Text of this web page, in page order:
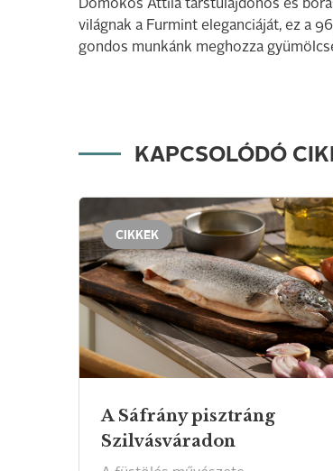
Domokos Attila társtulajdonos és
világnak a Furmint eleganciáját, ez a
gondos munkánk meghozza
KAPCSOLÓDÓ
CIKKEK
A Sáfrány pisztráng
Szilvásváradon